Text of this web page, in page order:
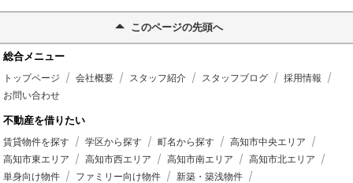
このページの先頭へ
総合メニュー
トップページ 会社概要 スタッフ紹介 スタッフブログ
採用情報
お問い合わせ
不動産を借りたい
賃貸物件を探す 学区から探す 町名から探す
高知市中央エリア
高知市東エリア
高知市西エリア 高知市南エリア
高知市北エリア
単身向け物件
ファミリー向け物件
新築・築浅物件